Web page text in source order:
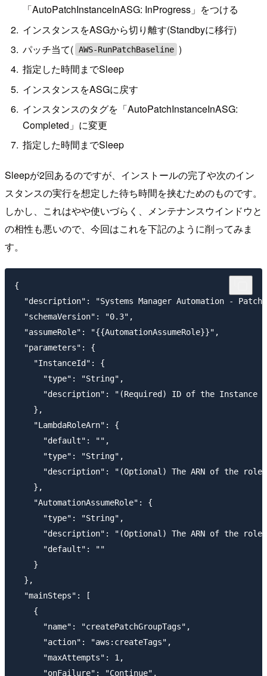
「AutoPatchInstanceInASG: InProgress」をつける
インスタンスをASGから切り離す(Standbyに移行)
パッチ当て( AWS-RunPatchBaseline )
指定した時間までSleep
インスタンスをASGに戻す
インスタンスのタグを「AutoPatchInstanceInASG:
Completed」に変更
指定した時間までSleep
Sleepが2回あるのですが、インストールの完了や次のイン
スタンスの実行を想定した待ち時間を挟むためのものです。
しかし、これはやや使いづらく、メンテナンスウインドウと
の相性も悪いので、今回はこれを下記のように削ってみま
す。
{
"description": "Systems Manager Automation -
  "schemaVersion": "0.3",
  "assumeRole": "{{AutomationAssumeRole}}",
  "parameters": {
    "InstanceId": {
      "type": "String",
"description": "(Required) ID of the Instance
    },
    "LambdaRoleArn": {
      "default": "",
      "type": "String",
"description": "(Optional) The ARN of the
    },
    "AutomationAssumeRole": {
      "type": "String",
"description": "(Optional) The ARN of the
      "default": ""
    }
  },
  "mainSteps": [
    {
      "name": "createPatchGroupTags",
      "action": "aws:createTags",
      "maxAttempts": 1,
      "onFailure": "Continue",